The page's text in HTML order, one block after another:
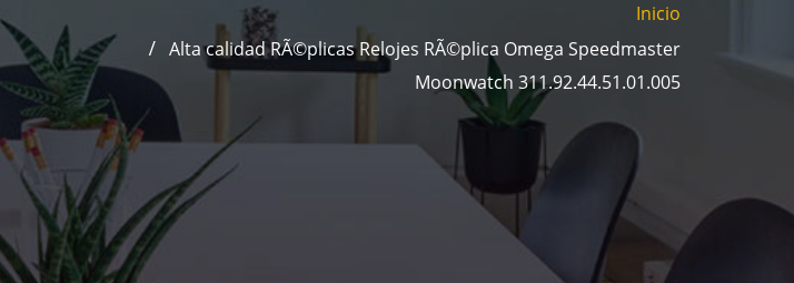
Inicio
Alta calidad RÃ©plicas Relojes RÃ©plica Omega Speedmaster
Moonwatch 311.92.44.51.01.005